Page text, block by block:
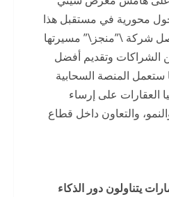
محورية في مستقبل هذا
شركة \”منجز\” مسيرتها
الشراكات وتقديم أفضل
ستعمل المنصة السحابية
العقارات على إرساء
والتعاون داخل قطاع
يتناولون دور الذكاء